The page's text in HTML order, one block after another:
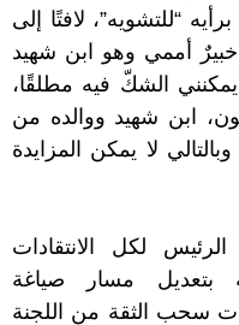
“للتشويه”، لافتًا إلى
أممي وهو ابن شهيد
يمكنني الشكّ فيه مطلقًا،
ابن شهيد ووالده من
لا يمكن المزايدة
لكل الانتقادات
بتعديل مسار صياغة
سحب الثقة من اللجنة